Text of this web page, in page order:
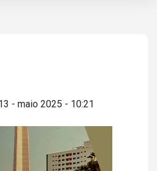
- maio 2025 - 10:21